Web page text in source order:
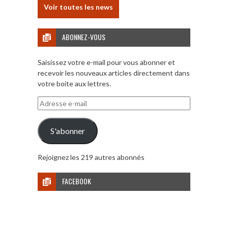
Voir toutes les news
ABONNEZ-VOUS
Saisissez votre e-mail pour vous abonner et
recevoir les nouveaux articles directement dans
votre boite aux lettres.
Adresse
e-
mail
S'abonner
Rejoignez les 219 autres abonnés
FACEBOOK